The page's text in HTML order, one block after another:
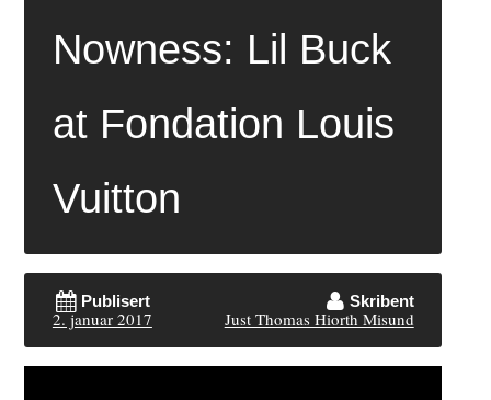
Nowness: Lil Buck
at Fondation Louis
Vuitton
Publisert
2. januar 2017
Skribent
Just Thomas Hiorth Misund